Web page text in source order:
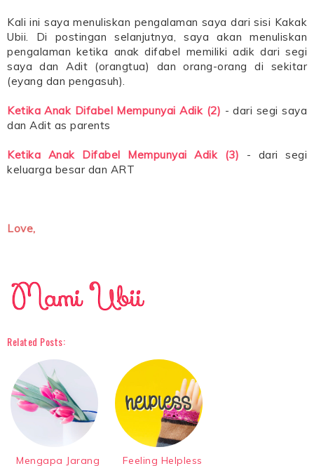
Kali ini saya menuliskan pengalaman saya dari sisi Kakak
Ubii. Di postingan selanjutnya, saya akan menuliskan
pengalaman ketika anak difabel memiliki adik dari segi
saya dan Adit (orangtua) dan orang-orang di sekitar
(eyang dan pengasuh).
Ketika Anak Difabel Mempunyai Adik (2) - dari segi saya
dan Adit as parents
Ketika Anak Difabel Mempunyai Adik (3) - dari segi
keluarga besar dan ART
Love,
Related Posts:
Mengapa Jarang
Feeling Helpless